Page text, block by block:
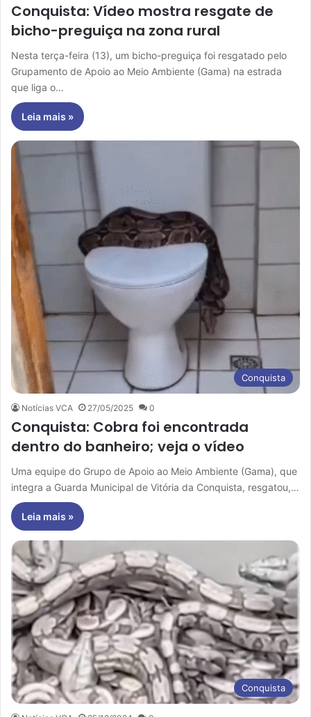
Conquista: Vídeo mostra resgate de
bicho-preguiça na zona rural
Nesta terça-feira (13), um bicho-preguiça foi resgatado pelo
Grupamento de Apoio ao Meio Ambiente (Gama) na estrada
que liga o…
Leia mais »
Conquista
Notícias VCA 27/05/2025 0
Conquista: Cobra foi encontrada
dentro do banheiro; veja o vídeo
Uma equipe do Grupo de Apoio ao Meio Ambiente (Gama), que
integra a Guarda Municipal de Vitória da Conquista, resgatou,…
Leia mais »
Conquista